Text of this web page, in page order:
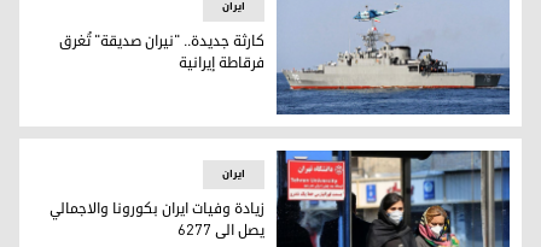
كارثة جديدة.. "نيران صديقة" تُغرق فرقاطة إيرانية
ایران
كارثة جديدة.. "نيران صديقة" تُغرق
فرقاطة إيرانية
ایران
زيادة وفيات ايران بكورونا والاجمالي
يصل الى 6277